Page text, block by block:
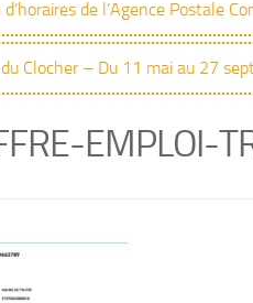
de l’Agence Postale
Clocher – Du 11 mai au 27
EMPLOI-